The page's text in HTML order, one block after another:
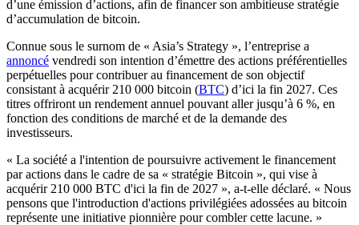
d’une émission d’actions, afin de financer son ambitieuse stratégie
d’accumulation de bitcoin.
Connue sous le surnom de « Asia’s Strategy », l’entreprise a
annoncé vendredi son intention d’émettre des actions préférentielles
perpétuelles pour contribuer au financement de son objectif
consistant à acquérir 210 000 bitcoin (BTC) d’ici la fin 2027. Ces
titres offriront un rendement annuel pouvant aller jusqu’à 6 %, en
fonction des conditions de marché et de la demande des
investisseurs.
« La société a l'intention de poursuivre activement le financement
par actions dans le cadre de sa « stratégie Bitcoin », qui vise à
acquérir 210 000 BTC d'ici la fin de 2027 », a-t-elle déclaré. « Nous
pensons que l'introduction d'actions privilégiées adossées au bitcoin
représente une initiative pionnière pour combler cette lacune. »